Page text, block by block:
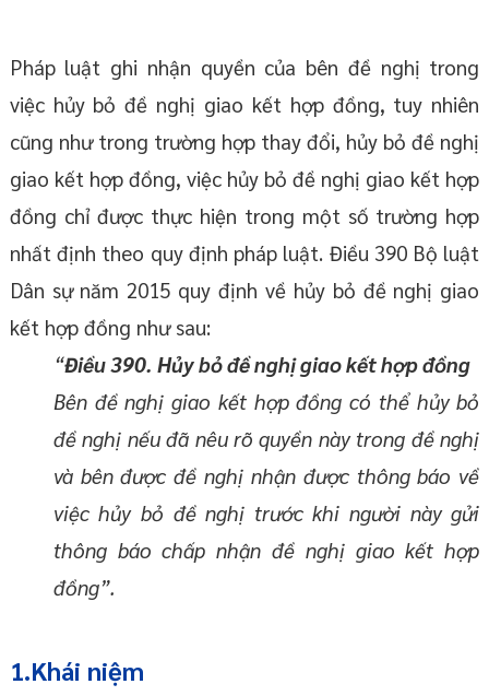
Pháp luật ghi nhận quyền của bên đề nghị trong
việc hủy bỏ đề nghị giao kết hợp đồng, tuy nhiên
cũng như trong trường hợp thay đổi, hủy bỏ đề nghị
giao kết hợp đồng, việc hủy bỏ đề nghị giao kết hợp
đồng chỉ được thực hiện trong một số trường hợp
nhất định theo quy định pháp luật. Điều 390 Bộ luật
Dân sự năm 2015 quy định về hủy bỏ đề nghị giao
kết hợp đồng như sau:
“Điều 390. Hủy bỏ đề nghị giao kết hợp đồng
Bên đề nghị giao kết hợp đồng có thể hủy bỏ
đề nghị nếu đã nêu rõ quyền này trong đề nghị
và bên được đề nghị nhận được thông báo về
việc hủy bỏ đề nghị trước khi người này gửi
thông báo chấp nhận đề nghị giao kết hợp
đồng”.
1.Khái niệm